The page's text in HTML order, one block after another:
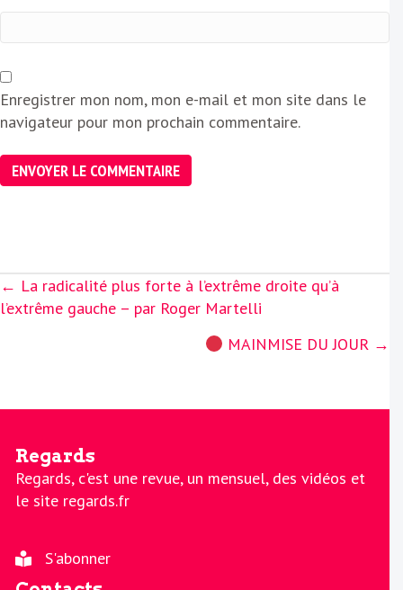
Enregistrer mon nom, mon e-mail et mon site dans le
navigateur pour mon prochain commentaire.
Posts
navigation
← La radicalité plus forte à l’extrême droite qu’à
l’extrême gauche – par Roger Martelli
MAINMISE DU JOUR →
Regards
Regards, c'est une revue, un mensuel, des vidéos et
le site regards.fr
S'abonner